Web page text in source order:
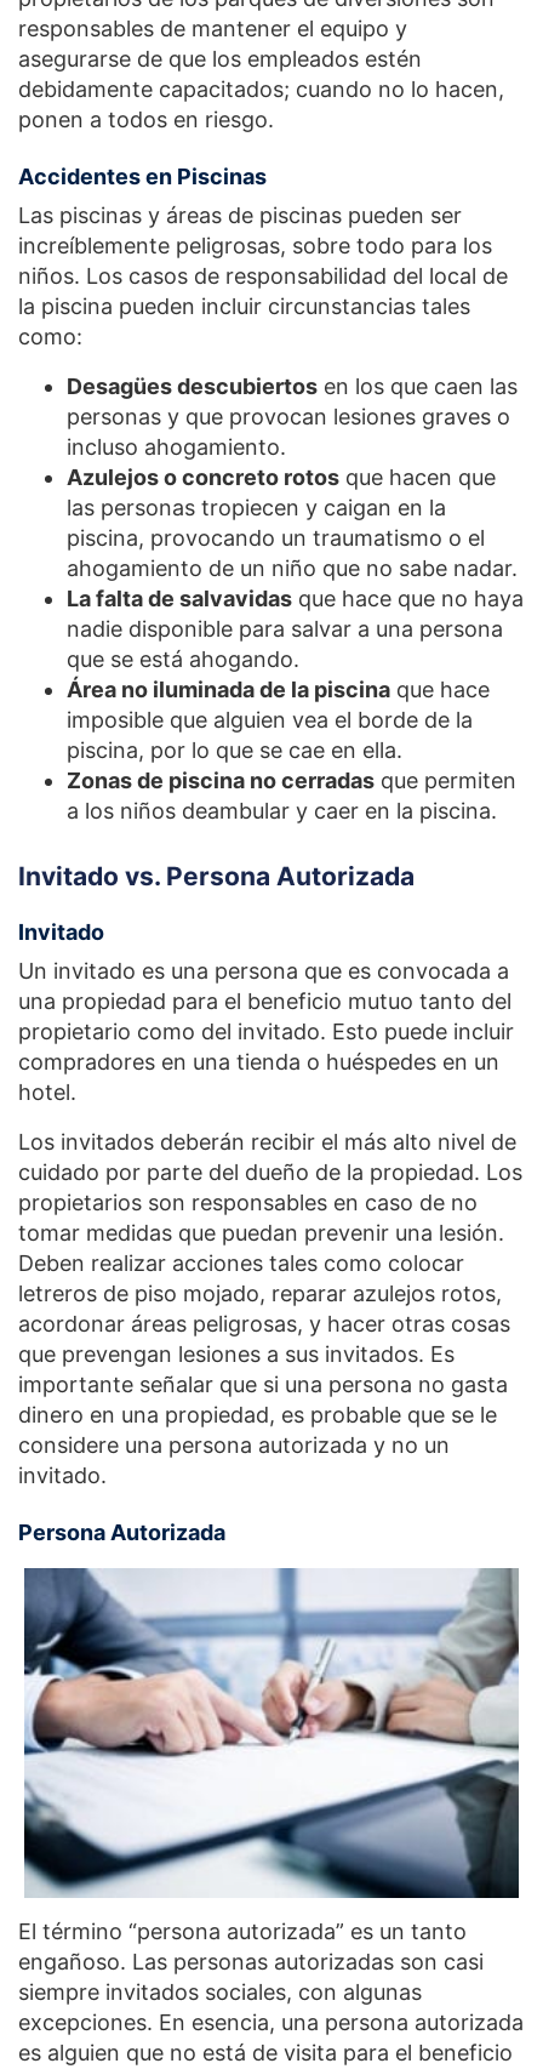
responsables de mantener el equipo y
asegurarse de que los empleados estén
debidamente capacitados; cuando no lo hacen,
ponen a todos en riesgo.
Accidentes en Piscinas
Las piscinas y áreas de piscinas pueden ser
increíblemente peligrosas, sobre todo para los
niños. Los casos de responsabilidad del local de
la piscina pueden incluir circunstancias tales
como:
Desagües descubiertos en los que caen las
personas y que provocan lesiones graves o
incluso ahogamiento.
Azulejos o concreto rotos que hacen que
las personas tropiecen y caigan en la
piscina, provocando un traumatismo o el
ahogamiento de un niño que no sabe nadar.
La falta de salvavidas que hace que no haya
nadie disponible para salvar a una persona
que se está ahogando.
Área no iluminada de la piscina que hace
imposible que alguien vea el borde de la
piscina, por lo que se cae en ella.
Zonas de piscina no cerradas que permiten
a los niños deambular y caer en la piscina.
Invitado vs. Persona Autorizada
Invitado
Un invitado es una persona que es convocada a
una propiedad para el beneficio mutuo tanto del
propietario como del invitado. Esto puede incluir
compradores en una tienda o huéspedes en un
hotel.
Los invitados deberán recibir el más alto nivel de
cuidado por parte del dueño de la propiedad. Los
propietarios son responsables en caso de no
tomar medidas que puedan prevenir una lesión.
Deben realizar acciones tales como colocar
letreros de piso mojado, reparar azulejos rotos,
acordonar áreas peligrosas, y hacer otras cosas
que prevengan lesiones a sus invitados. Es
importante señalar que si una persona no gasta
dinero en una propiedad, es probable que se le
considere una persona autorizada y no un
invitado.
Persona Autorizada
El término “persona autorizada” es un tanto
engañoso. Las personas autorizadas son casi
siempre invitados sociales, con algunas
excepciones. En esencia, una persona autorizada
es alguien que no está de visita para el beneficio